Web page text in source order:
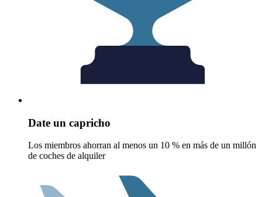
Date un capricho
Los miembros ahorran al menos un 10 % en más de un millón
de coches de alquiler